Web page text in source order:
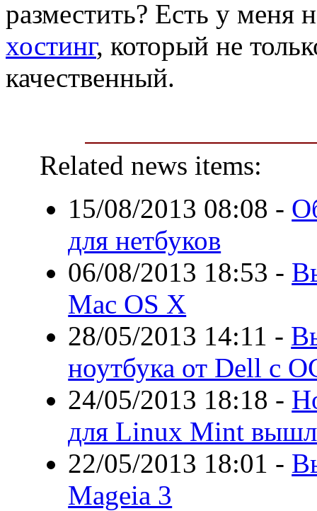
разместить? Есть у меня
хостинг, который не
качественный.
Related news items:
15/08/2013 08:08 -
для нетбуков
06/08/2013 18:53 -
Mac OS X
28/05/2013 14:11 -
ноутбука от Dell с
24/05/2013 18:18 -
для Linux Mint
22/05/2013 18:01 -
Mageia 3